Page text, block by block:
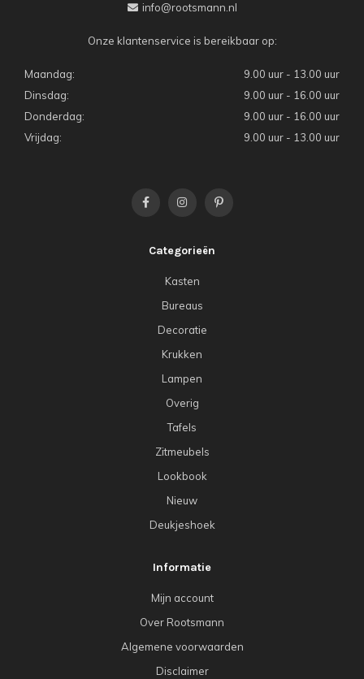
info@rootsmann.nl
Onze klantenservice is bereikbaar op:
Maandag:
9.00 uur - 13.00 uur
Dinsdag:
9.00 uur - 16.00 uur
Donderdag:
9.00 uur - 16.00 uur
Vrijdag:
9.00 uur - 13.00 uur
Categorieën
Kasten
Bureaus
Decoratie
Krukken
Lampen
Overig
Tafels
Zitmeubels
Lookbook
Nieuw
Deukjeshoek
Informatie
Mijn account
Over Rootsmann
Algemene voorwaarden
Disclaimer